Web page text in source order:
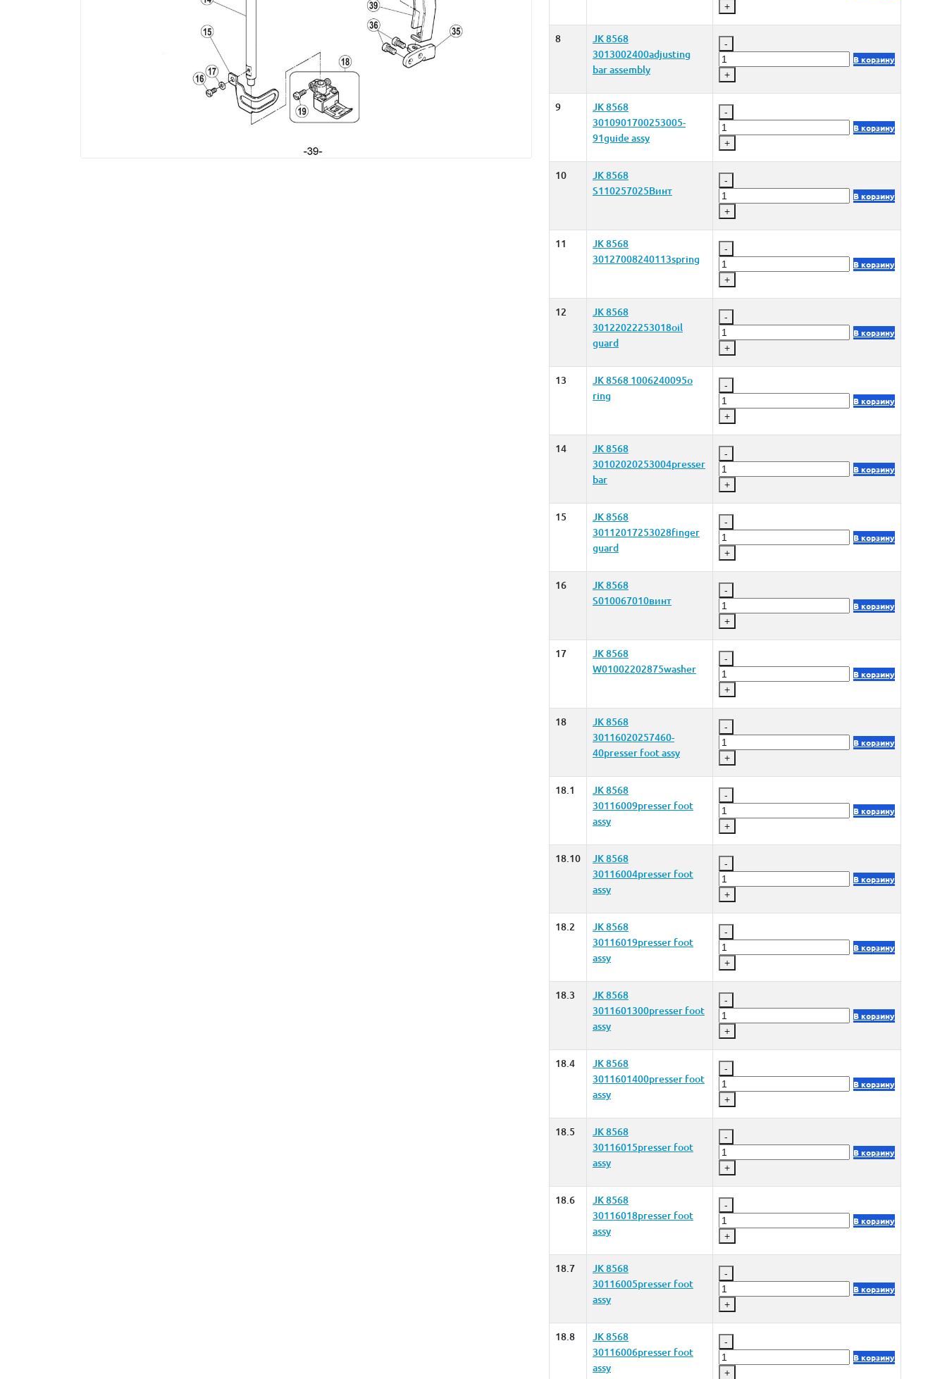
+
8
JK 8568
3013002400adjusting
bar assembly
-
+
В корзину
9
JK 8568
3010901700253005-
91guide assy
-
+
В корзину
10
JK 8568
S110257025Винт
-
+
В корзину
11
JK 8568
30127008240113spring
-
+
В корзину
12
JK 8568
30122022253018oil
guard
-
+
В корзину
13
JK 8568 1006240095o
ring
-
+
В корзину
14
JK 8568
30102020253004presser
bar
-
+
В корзину
15
JK 8568
30112017253028finger
guard
-
+
В корзину
16
JK 8568
S010067010винт
-
+
В корзину
17
JK 8568
W01002202875washer
-
+
В корзину
18
JK 8568
30116020257460-
40presser foot assy
-
+
В корзину
18.1
JK 8568
30116009presser foot
assy
-
+
В корзину
18.10
JK 8568
30116004presser foot
assy
-
+
В корзину
18.2
JK 8568
30116019presser foot
assy
-
+
В корзину
18.3
JK 8568
3011601300presser foot
assy
-
+
В корзину
18.4
JK 8568
3011601400presser foot
assy
-
+
В корзину
18.5
JK 8568
30116015presser foot
assy
-
+
В корзину
18.6
JK 8568
30116018presser foot
assy
-
+
В корзину
18.7
JK 8568
30116005presser foot
assy
-
+
В корзину
18.8
JK 8568
30116006presser foot
assy
-
+
В корзину